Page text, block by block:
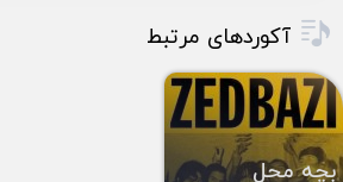
آکوردهای مرتبط
بچه محل